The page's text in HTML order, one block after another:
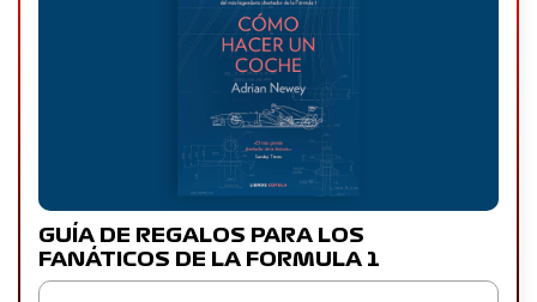
GUÍA DE REGALOS PARA LOS
FANÁTICOS DE LA FORMULA 1